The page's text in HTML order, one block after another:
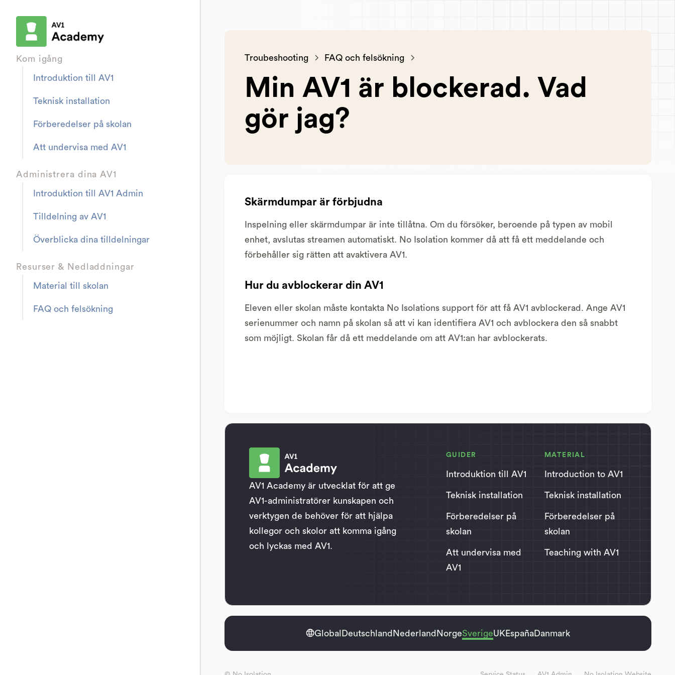
Kom igång
Introduktion till AV1
Teknisk installation
Förberedelser på skolan
Att undervisa med AV1
Administrera dina AV1
Introduktion till AV1 Admin
Tilldelning av AV1
Överblicka dina tilldelningar
Resurser & Nedladdningar
Material till skolan
FAQ och felsökning
Troubeshooting FAQ och felsökning
Min AV1 är blockerad. Vad
gör jag?
Skärmdumpar är förbjudna
Inspelning eller skärmdumpar är inte tillåtna. Om du försöker, beroende på typen av mobil
enhet, avslutas streamen automatiskt. No Isolation kommer då att få ett meddelande och
förbehåller sig rätten att avaktivera AV1.
Hur du avblockerar din AV1
Eleven eller skolan måste kontakta No Isolations support för att få AV1 avblockerad. Ange AV1
serienummer och namn på skolan så att vi kan identifiera AV1 och avblockera den så snabbt
som möjligt. Skolan får då ett meddelande om att AV1:an har avblockerats.
AV1 Academy är utvecklat för att ge
AV1-administratörer kunskapen och
verktygen de behöver för att hjälpa
kollegor och skolor att komma igång
och lyckas med AV1.
GUIDER
Introduktion till AV1
Teknisk installation
Förberedelser på
skolan
Att undervisa med
AV1
MATERIAL
Introduction to AV1
Teknisk installation
Förberedelser på
skolan
Teaching with AV1
Global Deutschland Nederland NorgeSverigeUKEspañaDanmark